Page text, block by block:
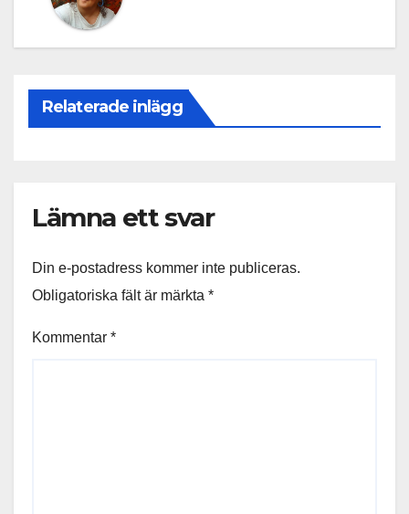
Relaterade inlägg
Lämna ett svar
Din e-postadress kommer inte publiceras.
Obligatoriska fält är märkta *
Kommentar *